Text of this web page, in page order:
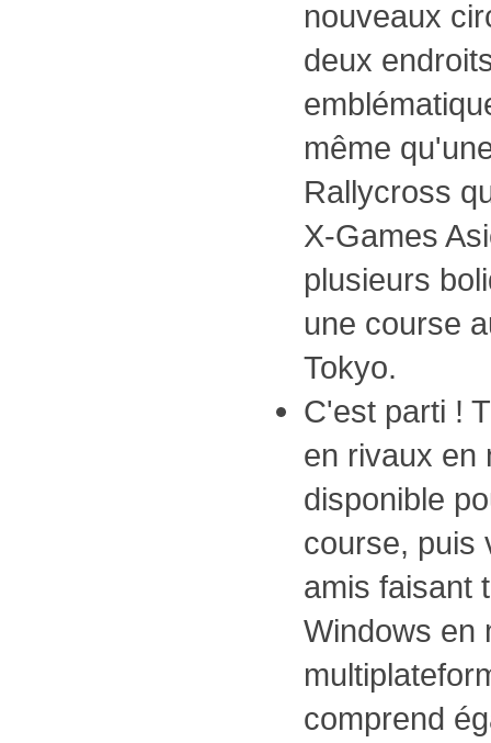
nouveaux
deux
même
Rallycross
X-Games
plusieurs
une course
Tokyo.
C'est parti !
en rivaux en
disponible
course, puis
amis faisant
Windows en
comprend